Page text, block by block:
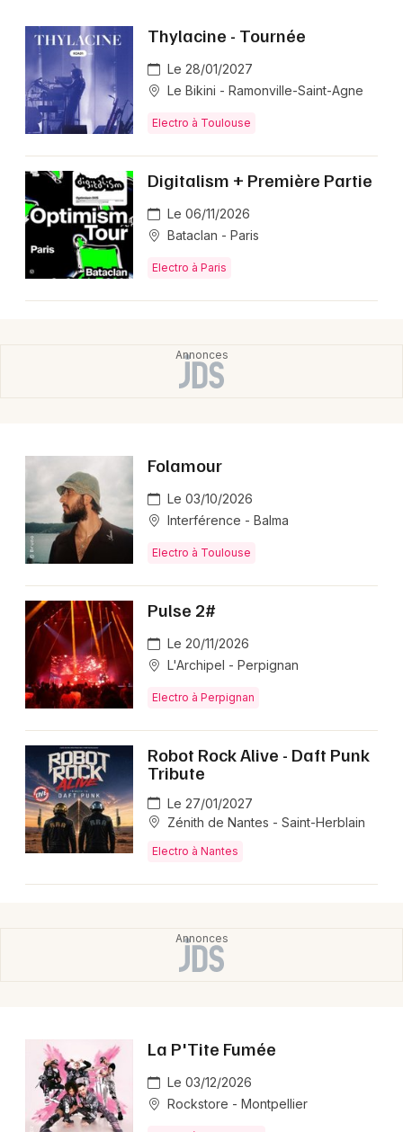
Thylacine - Tournée
Le 28/01/2027
Le Bikini - Ramonville-Saint-Agne
Electro à Toulouse
Digitalism + Première Partie
Le 06/11/2026
Bataclan - Paris
Electro à Paris
Folamour
Le 03/10/2026
Interférence - Balma
Electro à Toulouse
Pulse 2#
Le 20/11/2026
L'Archipel - Perpignan
Electro à Perpignan
Robot Rock Alive - Daft Punk
Tribute
Le 27/01/2027
Zénith de Nantes - Saint-Herblain
Electro à Nantes
La P'Tite Fumée
Le 03/12/2026
Rockstore - Montpellier